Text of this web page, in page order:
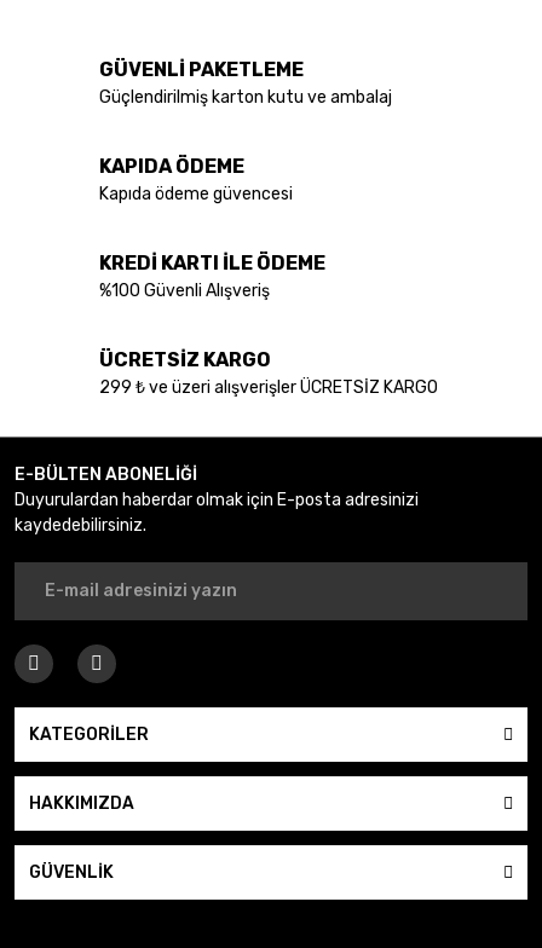
tarafımıza iletebilirsiniz.
Görüş ve önerileriniz için teşekkür ederiz.
Ürün açıklamasında eksik bilgiler bulunuyor.
Ürün bilgilerinde hatalar bulunuyor.
Bu ürüne benzer farklı alternatifler olmalı.
Gönder
GÜVENLİ PAKETLEME
Güçlendirilmiş karton kutu ve ambalaj
KAPIDA ÖDEME
Kapıda ödeme güvencesi
KREDİ KARTI İLE ÖDEME
%100 Güvenli Alışveriş
ÜCRETSİZ KARGO
299 ₺ ve üzeri alışverişler ÜCRETSİZ KARGO
E-BÜLTEN ABONELİĞİ
Duyurulardan haberdar olmak için E-posta adresinizi
kaydedebilirsiniz.
KATEGORİLER
HAKKIMIZDA
GÜVENLİK